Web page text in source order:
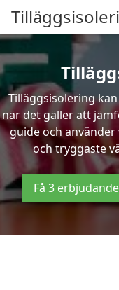
Tilläggsisolering
när det gäller att
guide och
och tryggaste
Få 3